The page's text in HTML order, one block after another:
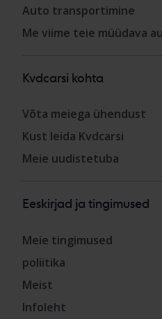
Auto transportimine
Me viime teie müüdava
Kvdcarsi kohta
Võta meiega ühendust
Kust leida Kvdcarsi
Meie uudistetuba
Eeskirjad ja tingimused
Meie tingimused
poliitika
Meist
Infoleht